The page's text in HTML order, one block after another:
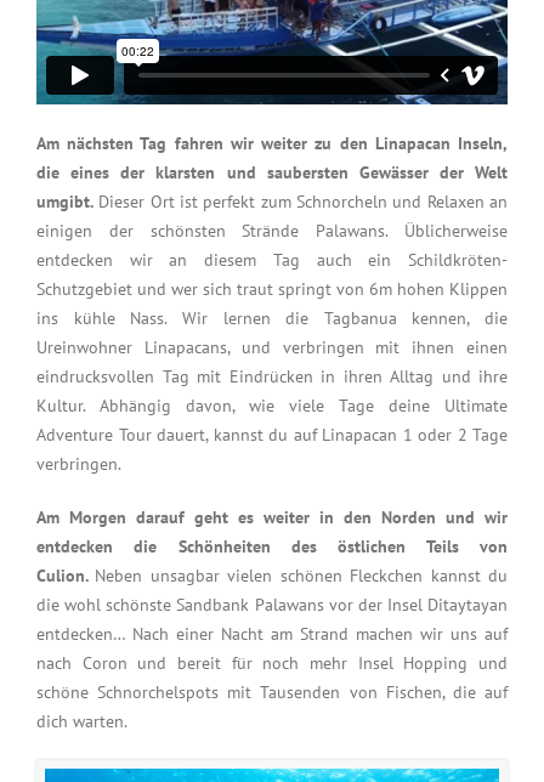
Am nächsten Tag fahren wir weiter zu den Linapacan Inseln,
die eines der klarsten und saubersten Gewässer der Welt
umgibt. Dieser Ort ist perfekt zum Schnorcheln und Relaxen an
einigen der schönsten Strände Palawans. Üblicherweise
entdecken wir an diesem Tag auch ein Schildkröten-
Schutzgebiet und wer sich traut springt von 6m hohen Klippen
ins kühle Nass. Wir lernen die Tagbanua kennen, die
Ureinwohner Linapacans, und verbringen mit ihnen einen
eindrucksvollen Tag mit Eindrücken in ihren Alltag und ihre
Kultur. Abhängig davon, wie viele Tage deine Ultimate
Adventure Tour dauert, kannst du auf Linapacan 1 oder 2 Tage
verbringen.
Am Morgen darauf geht es weiter in den Norden und wir
entdecken die Schönheiten des östlichen Teils von
Culion. Neben unsagbar vielen schönen Fleckchen kannst du
die wohl schönste Sandbank Palawans vor der Insel Ditaytayan
entdecken… Nach einer Nacht am Strand machen wir uns auf
nach Coron und bereit für noch mehr Insel Hopping und
schöne Schnorchelspots mit Tausenden von Fischen, die auf
dich warten.